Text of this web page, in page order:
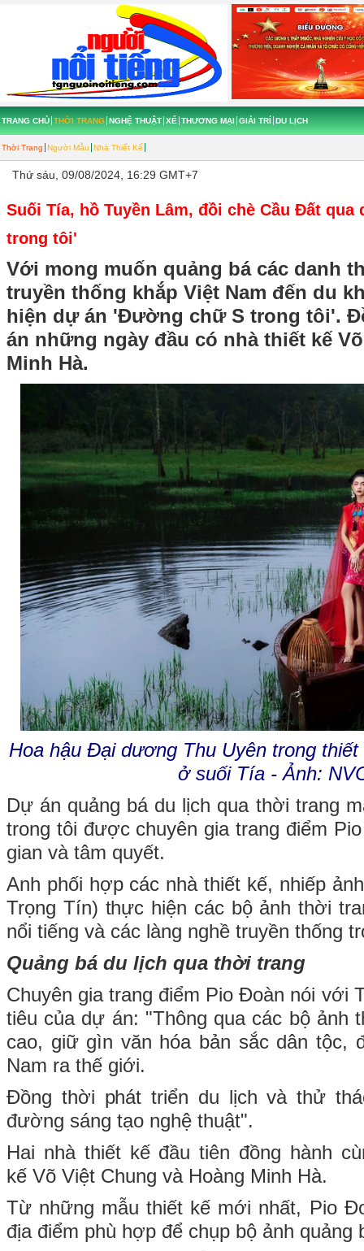
TRANG CHỦ THỜI TRANG
Thời Trang Người Mẫu Nhà Thiết Kế
NGHỆ THUẬT XẾ THƯƠNG MẠI GIẢI TRÍ DU LỊCH
Thứ sáu, 09/08/2024, 16:29 GMT+7
Suối Tía, hồ Tuyền Lâm, đồi chè Cầu Đất
trong tôi'
Với mong muốn quảng bá các danh
truyền thống khắp Việt Nam đến du
hiện dự án 'Đường chữ S trong tôi'.
án những ngày đầu có nhà thiết kế
Minh Hà.
Hoa hậu Đại dương Thu Uyên trong
ở suối Tía - Ảnh:
Dự án quảng bá du lịch qua thời trang
trong tôi được chuyên gia trang điểm
gian và tâm quyết.
Anh phối hợp các nhà thiết kế, nhiếp
Trọng Tín) thực hiện các bộ ảnh thời
nổi tiếng và các làng nghề truyền thống
Quảng bá du lịch qua thời trang
Chuyên gia trang điểm Pio Đoàn nói với
tiêu của dự án: "Thông qua các bộ ảnh
cao, giữ gìn văn hóa bản sắc dân tộc,
Nam ra thế giới.
Đồng thời phát triển du lịch và thử
đường sáng tạo nghệ thuật".
Hai nhà thiết kế đầu tiên đồng hành
kế Võ Việt Chung và Hoàng Minh Hà.
Từ những mẫu thiết kế mới nhất, Pio
địa điểm phù hợp để chụp bộ ảnh quảng